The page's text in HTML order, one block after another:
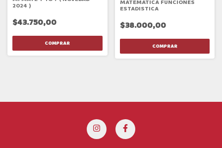
2024 )
$43.750,00
MATEMATICA FUNCIONES
ESTADISTICA
$38.000,00